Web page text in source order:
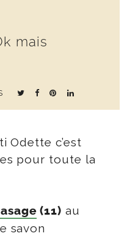
mais
Odette c’est
pour toute la
(11) au
savon